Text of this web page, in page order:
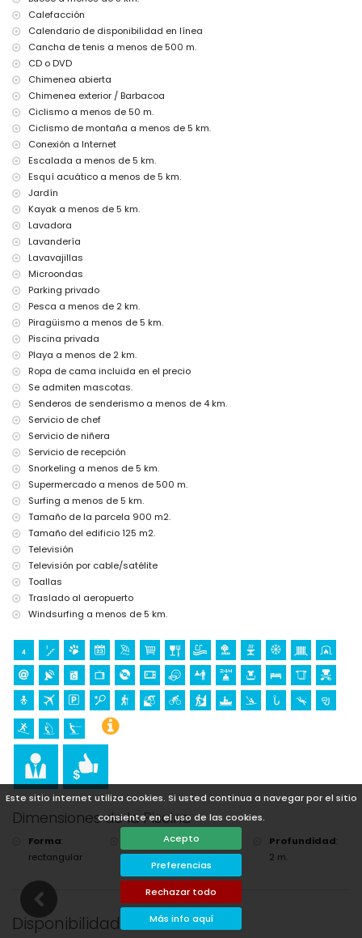
Este sitio internet utiliza cookies. Si usted continua a navegar por el sitio
consiente en el uso de las cookies.
Acepto
Preferencias
Rechazar todo
Más info aquí
segundo aeropuerto más cercano: Valencia (> 100 kilómetros)
transporte público cercano: autobús a 500 metros y tren a 50
kilómetros
se admiten mascotas
El alojamiento es muy adecuado para familias con niños
Instalaciones y servicios incluidos en el precio del alquiler de la
villa
internet (WiFi)
aspiradora y plancha con tabla de planchar
ropa de cama y toallas
servicio de recepción y servicio de emergencia 24 horas
calefacción central y aire acondicionado
Instalaciones y servicios con cargo adicional
servicio de aeropuerto
servicio de cocinero, servicio de lavandería y servicio de niñera
cama extra y camas/cunas para niños (bajo demanda)
Entretenimiento y actividades de ocio para sus vacaciones en
Jávea, Costa Blanca
teatro, discoteca, bar y paseo marítimo (El Arenal Jávea Playa) (a
menos de 5 kilómetros de la casa)
Lugares de interés y cultura en Jávea, Costa Blanca
iglesia (Virgen de Loreto, Puerto, Jávea), monumento (Pueblo de
Jávea, Jávea), lugar histórico (Pueblo de Jávea y Jávea) (a menos de
5 kilómetros del alojamiento)
edificio arquitectónico (Puerto de Jávea) (a menos de 10 kilómetros
del alojamiento)
museo (Histórico de Jávea, Jávea), castillo (Portal de la Vila, Denia),
alojamiento)
Deportes
tenis y ciclismo (a menos de 1000 metros de la villa)
senderismo, ciclismo de montaña, escalada, canoa, kayak, pesca,
buceo, esnórquel, surf, windsurf y esquí acuático (a menos de 5
kilómetros de la villa)
golf (Club de Golf Jávea) y equitación (a menos de 10 kilómetros de
la villa)
Calefacción
Calendario de disponibilidad en línea
Cancha de tenis a menos de 500 m.
CD o DVD
Chimenea abierta
Chimenea exterior / Barbacoa
Ciclismo a menos de 50 m.
Ciclismo de montaña a menos de 5 km.
Conexión a Internet
Escalada a menos de 5 km.
Esquí acuático a menos de 5 km.
Jardín
Kayak a menos de 5 km.
Lavadora
Lavandería
Lavavajillas
Microondas
Parking privado
Pesca a menos de 2 km.
Piragüismo a menos de 5 km.
Piscina privada
Playa a menos de 2 km.
Ropa de cama incluida en el precio
Se admiten mascotas.
Senderos de senderismo a menos de 4 km.
Servicio de chef
Servicio de niñera
Servicio de recepción
Snorkeling a menos de 5 km.
Supermercado a menos de 500 m.
Surfing a menos de 5 km.
Tamaño de la parcela 900 m2.
Tamaño del edificio 125 m2.
Televisión
Televisión por cable/satélite
Toallas
Traslado al aeropuerto
Windsurfing a menos de 5 km.
Dimensiones de la Piscina
Forma:
rectangular
Longitud:
8 m.
4 m.
Profundidad:
2 m.
Disponibilidad